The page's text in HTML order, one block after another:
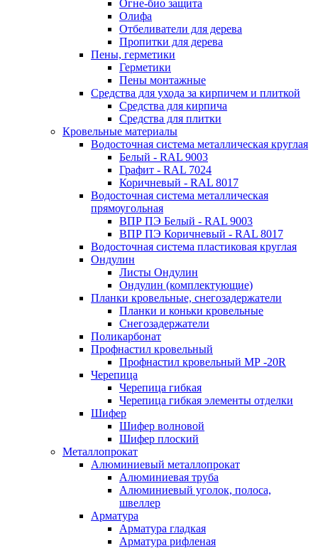
Огне-био защита
Олифа
Отбеливатели для дерева
Пропитки для дерева
Пены, герметики
Герметики
Пены монтажные
Средства для ухода за кирпичем и плиткой
Средства для кирпича
Средства для плитки
Кровельные материалы
Водосточная система металлическая круглая
Белый - RAL 9003
Графит - RAL 7024
Коричневый - RAL 8017
Водосточная система металлическая
прямоугольная
ВПР ПЭ Белый - RAL 9003
ВПР ПЭ Коричневый - RAL 8017
Водосточная система пластиковая круглая
Ондулин
Листы Ондулин
Ондулин (комплектующие)
Планки кровельные, снегозадержатели
Планки и коньки кровельные
Снегозадержатели
Поликарбонат
Профнастил кровельный
Профнастил кровельный МР -20R
Черепица
Черепица гибкая
Черепица гибкая элементы отделки
Шифер
Шифер волновой
Шифер плоский
Металлопрокат
Алюминиевый металлопрокат
Алюминиевая труба
Алюминиевый уголок, полоса,
швеллер
Арматура
Арматура гладкая
Арматура рифленая